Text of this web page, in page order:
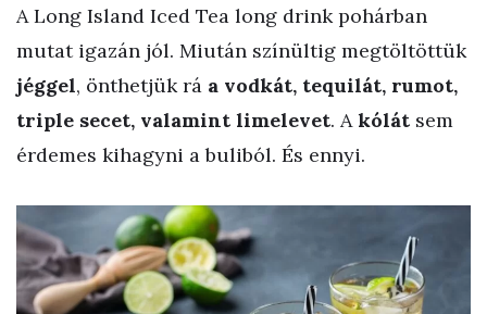
A Long Island Iced Tea long drink pohárban
mutat igazán jól. Miután színültig megtöltöttük
jéggel, önthetjük rá a vodkát, tequilát, rumot,
triple secet, valamint limelevet. Akólát sem
érdemes kihagyni a buliból. És ennyi.